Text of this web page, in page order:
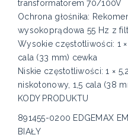
transformatorem 70/100V
Ochrona głośnika:
wysokoprądowa 55 Hz z
Wysokie częstotliwości: 1
cala (33 mm) cewka
Niskie częstotliwości: 1 ×
niskotonowy, 1,5 cala (38
KODY PRODUKTU
891455-0200 EDGEMAX
BIAŁY